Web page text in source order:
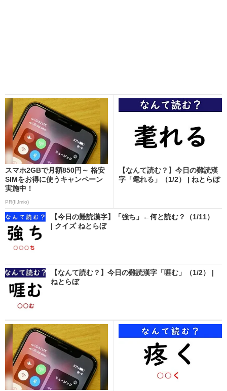
スマホ2GBで月額850円～ 格安
SIMをお得に使うキャンペーン
実施中！
PR(IIJmio)
【なんて読む？】今日の難読漢
字「耄れる」（1/2） | ねとらぼ
【今日の難読漢字】「強ち」←何と読む？（1/11）
| クイズ ねとらぼ
【なんて読む？】今日の難読漢字「啀む」（1/2） |
ねとらぼ